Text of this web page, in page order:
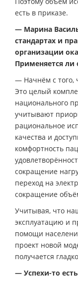
есть в приказе.
— Марина
стандартах и
организации
Применяется ли
— Начнём с того,
Это целый
национального
учитывают
рациональное
качества и
комфортность
сокращение
переход на
сокращение
Учитывая, что
эксплуатацию и
помощи
проект новой
получается
— Успехи-то